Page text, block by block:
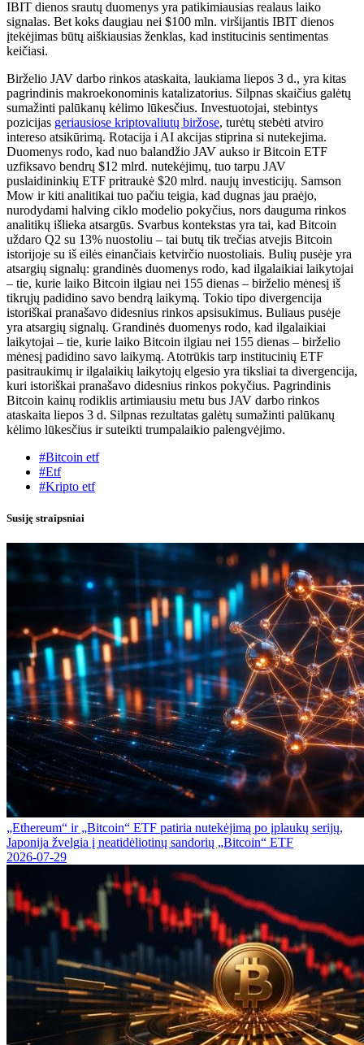
IBIT dienos srautų duomenys yra patikimiausias realaus laiko
signalas. Bet koks daugiau nei $100 mln. viršijantis IBIT dienos
įtekėjimas būtų aiškiausias ženklas, kad institucinis sentimentas
keičiasi.
Birželio JAV darbo rinkos ataskaita, laukiama liepos 3 d., yra kitas
pagrindinis makroekonominis katalizatorius. Silpnas skaičius galėtų
sumažinti palūkanų kėlimo lūkesčius. Investuotojai, stebintys
pozicijas geriausiose kriptovaliutų biržose, turėtų stebėti atviro
intereso atsikūrimą. Rotacija i AI akcijas stiprina si nutekejima.
Duomenys rodo, kad nuo balandžio JAV aukso ir Bitcoin ETF
uzfiksavo bendrų $12 mlrd. nutekėjimų, tuo tarpu JAV
puslaidininkių ETF pritraukė $20 mlrd. naujų investicijų. Samson
Mow ir kiti analitikai tuo pačiu teigia, kad dugnas jau praėjo,
nurodydami halving ciklo modelio pokyčius, nors dauguma rinkos
analitikų išlieka atsargūs. Svarbus kontekstas yra tai, kad Bitcoin
uždaro Q2 su 13% nuostoliu – tai butų tik trečias atvejis Bitcoin
istorijoje su iš eilės einančiais ketvirčio nuostoliais. Bulių pusėje yra
atsargių signalų: grandinės duomenys rodo, kad ilgalaikiai laikytojai
– tie, kurie laiko Bitcoin ilgiau nei 155 dienas – birželio mėnesį iš
tikrųjų padidino savo bendrą laikymą. Tokio tipo divergencija
istoriškai pranašavo didesnius rinkos apsisukimus. Buliaus pusėje
yra atsargių signalų. Grandinės duomenys rodo, kad ilgalaikiai
laikytojai – tie, kurie laiko Bitcoin ilgiau nei 155 dienas – birželio
mėnesį padidino savo laikymą. Atotrūkis tarp institucinių ETF
pasitraukimų ir ilgalaikių laikytojų elgesio yra tiksliai ta divergencija,
kuri istoriškai pranašavo didesnius rinkos pokyčius. Pagrindinis
Bitcoin kainų rodiklis artimiausiu metu bus JAV darbo rinkos
ataskaita liepos 3 d. Silpnas rezultatas galėtų sumažinti palūkanų
kėlimo lūkesčius ir suteikti trumpalaikio palengvėjimo.
#Bitcoin etf
#Etf
#Kripto etf
Susiję straipsniai
„Ethereum“ ir „Bitcoin“ ETF patiria nutekėjimą po įplaukų serijų,
Japonija žvelgia į neatidėliotinų sandorių „Bitcoin“ ETF
2026-07-29